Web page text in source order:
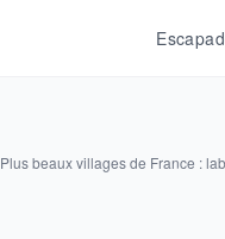
Plus beaux villages de France :